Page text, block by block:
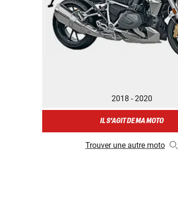
2018 - 2020
IL S'AGIT DE MA MOTO
Trouver une autre moto